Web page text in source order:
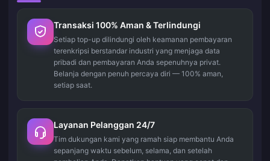
Transaksi 100% Aman & Terlindungi
Setiap top-up dilindungi oleh keamanan pembayaran
terenkripsi berstandar industri yang menjaga data
pribadi dan pembayaran Anda sepenuhnya privat.
Belanja dengan penuh percaya diri — 100% aman,
setiap saat.
Layanan Pelanggan 24/7
Tim dukungan kami yang ramah siap membantu Anda
sepanjang waktu sebelum, selama, dan setelah